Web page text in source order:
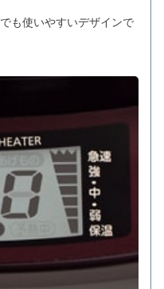
も使いやすいデザインで